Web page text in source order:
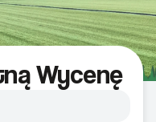
Wycenę